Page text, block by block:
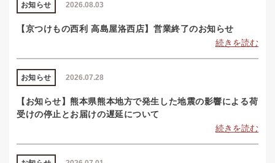
2026.08.03
お知らせ
【京つけもの西利 高島屋洛西店】営業終了のお知らせ
続きを読む
2026.07.28
お知らせ
【お知らせ】熊本県熊本地方で発生した地震の影響による荷
受けの停止とお届けの遅延について
続きを読む